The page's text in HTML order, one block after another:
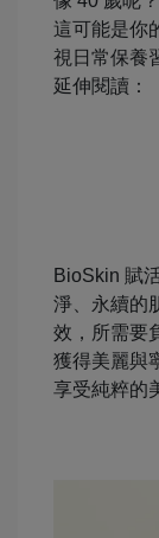
這可能是你
視日常保養
延伸閱讀：
BioSkin 賦
淨、永續的
效，所需要
獲得美麗與
享受純粹的